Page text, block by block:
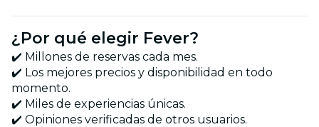
¿Por qué elegir Fever?
✔️ Millones de reservas cada mes.
✔️ Los mejores precios y disponibilidad en todo
momento.
✔️ Miles de experiencias únicas.
✔️ Opiniones verificadas de otros usuarios.